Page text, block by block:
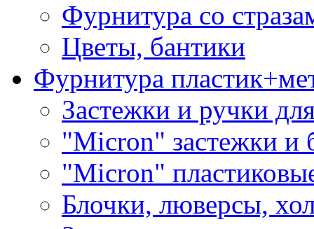
Фурнитура со
Цветы, бантики
Фурнитура
Застежки и ручки
"Micron" застежки и
"Micron"
Блочки, люверсы,